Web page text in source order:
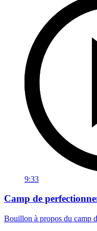
9:33
Camp de
Bouillon à propos du camp